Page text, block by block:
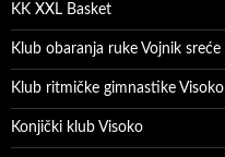
KK XXL Basket
Klub obaranja ruke Vojnik sreće
Klub ritmičke gimnastike Visoko
Konjički klub Visoko